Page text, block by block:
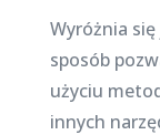
Wyróżnia
sposób
użyciu
innych